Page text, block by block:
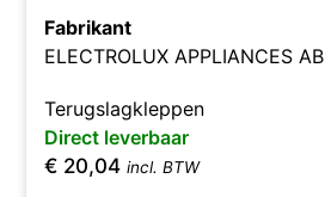
Fabrikant
ELECTROLUX APPLIANCES AB
Terugslagkleppen
Direct leverbaar
€ 20,04 incl. BTW